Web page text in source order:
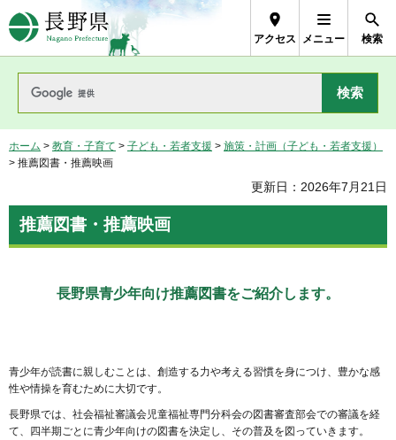
長野県Nagano Prefecture
アクセス メニュー 検索
ホーム > 教育・子育て > 子ども・若者支援 > 施策・計画（子ども・若者支援）
> 推薦図書・推薦映画
更新日：2026年7月21日
推薦図書・推薦映画
長野県青少年向け推薦図書をご紹介します。
青少年が読書に親しむことは、創造する力や考える習慣を身につけ、豊かな感
性や情操を育むために大切です。
長野県では、社会福祉審議会児童福祉専門分科会の図書審査部会での審議を経
て、四半期ごとに青少年向けの図書を決定し、その普及を図っていきます。